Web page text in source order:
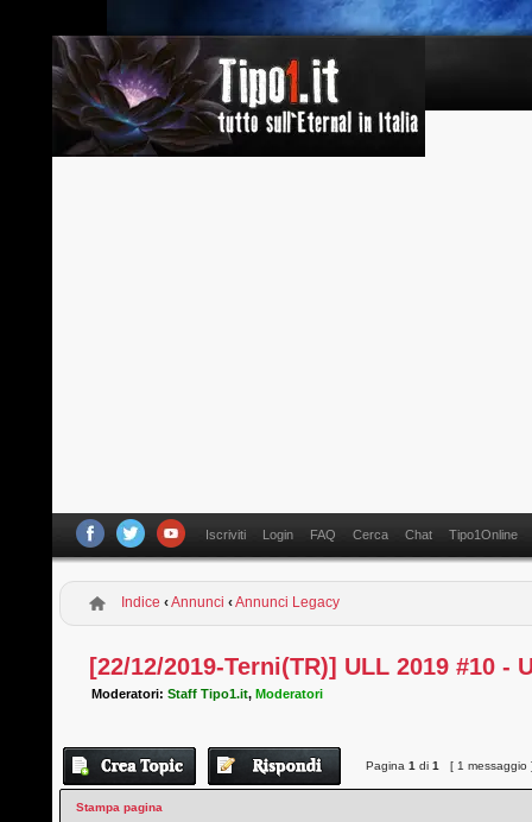
Iscriviti Login FAQ Cerca Chat Tipo1Online
Indice ‹Annunci ‹Annunci Legacy
[22/12/2019-Terni(TR)] ULL 2019 #10 -
Moderatori:Staff Tipo1.it,Moderatori
Pagina1 di1 [ 1 messaggio
Stampa pagina